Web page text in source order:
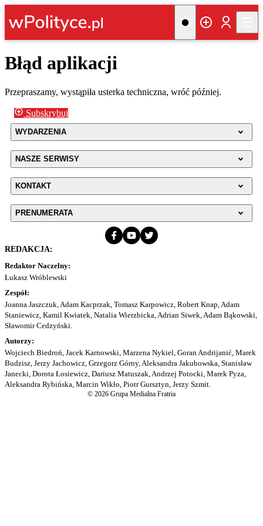
Błąd aplikacji
Przepraszamy, wystąpiła usterka techniczna, wróć później.
Subskrybuj
WYDARZENIA
NASZE SERWISY
KONTAKT
PRENUMERATA
REDAKCJA:
Redaktor Naczelny:
Łukasz Wróblewski
Zespół:
Joanna Jaszczuk, Adam Kacprzak, Tomasz Karpowicz, Robert Knap, Adam
Staniewicz, Kamil Kwiatek, Natalia Wierzbicka, Adrian Siwek, Adam Bąkowski,
Sławomir Cedzyński.
Autorzy:
Wojciech Biedroń, Jacek Karnowski, Marzena Nykiel, Goran Andrijanić, Marek
Budzisz, Jerzy Jachowicz, Grzegorz Górny, Aleksandra Jakubowska, Stanisław
Janecki, Dorota Łosiewicz, Dariusz Matuszak, Andrzej Potocki, Marek Pyza,
Aleksandra Rybińska, Marcin Wikło, Piotr Gursztyn, Jerzy Szmit.
© 2026 Grupa Medialna Fratria